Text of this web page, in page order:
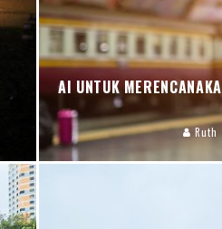
AI UNTUK
Ruth